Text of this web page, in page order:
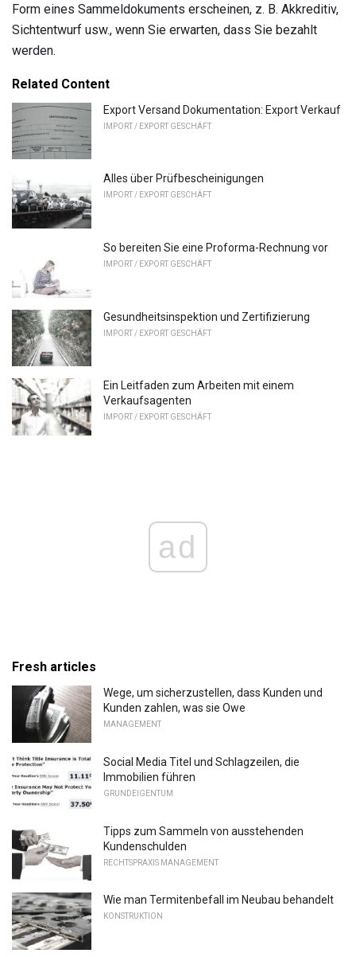
Form eines Sammeldokuments erscheinen, z. B. Akkreditiv,
Sichtentwurf usw., wenn Sie erwarten, dass Sie bezahlt
werden.
Related Content
Export Versand Dokumentation: Export Verkauf
IMPORT / EXPORT GESCHÄFT
Alles über Prüfbescheinigungen
IMPORT / EXPORT GESCHÄFT
So bereiten Sie eine Proforma-Rechnung vor
IMPORT / EXPORT GESCHÄFT
Gesundheitsinspektion und Zertifizierung
IMPORT / EXPORT GESCHÄFT
Ein Leitfaden zum Arbeiten mit einem
Verkaufsagenten
IMPORT / EXPORT GESCHÄFT
ad
Fresh articles
Wege, um sicherzustellen, dass Kunden und
Kunden zahlen, was sie Owe
MANAGEMENT
Social Media Titel und Schlagzeilen, die
Immobilien führen
GRUNDEIGENTUM
Tipps zum Sammeln von ausstehenden
Kundenschulden
RECHTSPRAXIS MANAGEMENT
Wie man Termitenbefall im Neubau behandelt
KONSTRUKTION